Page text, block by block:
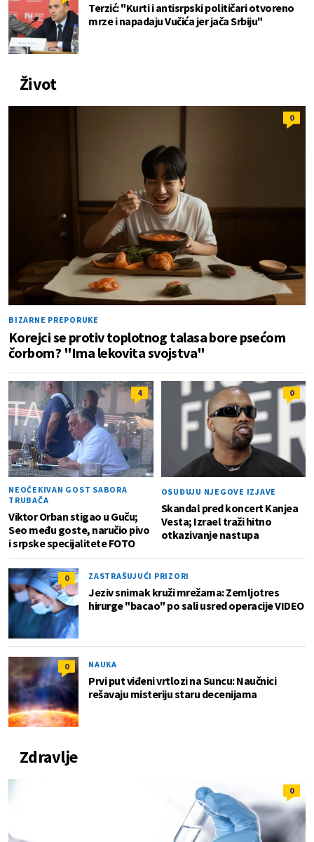
Terzić: "Kurti i antisrpski političari otvoreno
mrze i napadaju Vučića jer jača Srbiju"
Život
0
BIZARNE PREPORUKE
Korejci se protiv toplotnog talasa bore psećom
čorbom? "Ima lekovita svojstva"
4
NEOČEKIVAN GOST SABORA
TRUBAČA
Viktor Orban stigao u Guču;
Seo među goste, naručio pivo
i srpske specijalitete FOTO
0
OSUĐUJU NJEGOVE IZJAVE
Skandal pred koncert Kanjea
Vesta; Izrael traži hitno
otkazivanje nastupa
0 ZASTRAŠUJUĆI PRIZORI
Jeziv snimak kruži mrežama: Zemljotres
hirurge "bacao" po sali usred operacije VIDEO
0 NAUKA
Prvi put viđeni vrtlozi na Suncu: Naučnici
rešavaju misteriju staru decenijama
Zdravlje
0